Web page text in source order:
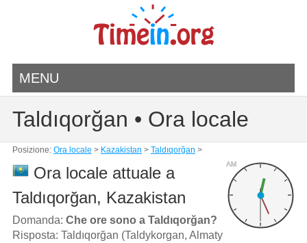
MENU
Taldıqorğan • Ora locale
Posizione: Ora locale > Kazakistan > Taldıqorğan >
AM
Ora locale attuale a
Taldıqorğan, Kazakistan
Domanda: Che ore sono a Taldıqorğan?
Risposta: Taldıqorğan (Taldykorgan, Almaty